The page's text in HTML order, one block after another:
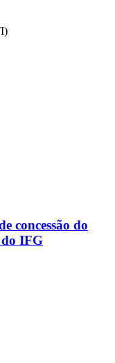
concessão do
do IFG